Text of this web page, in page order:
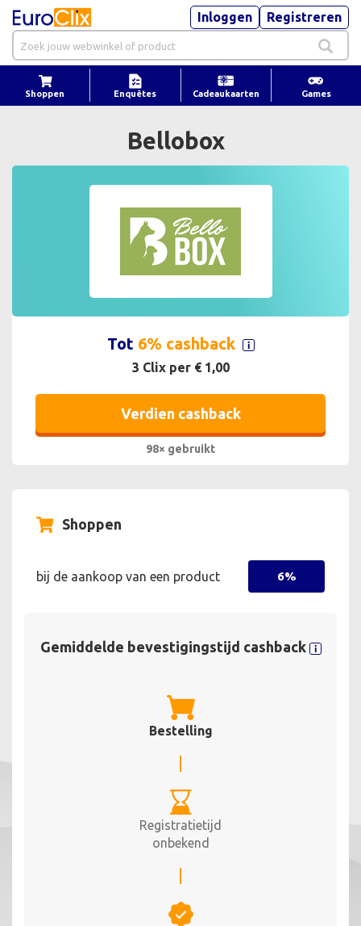
Inloggen Registreren
Shoppen Enquêtes Cadeaukaarten Games
Bellobox
Tot 6% cashback
3 Clix per € 1,00
Verdien cashback
98× gebruikt
Shoppen
bij de aankoop van een product 6%
Gemiddelde bevestigingstijd cashback
Bestelling
Registratietijd
onbekend